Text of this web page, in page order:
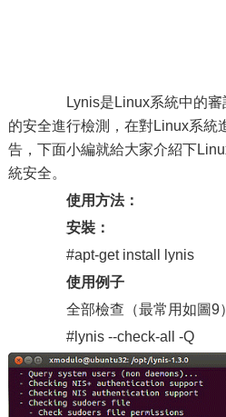
Lynis是Linux系統中的審
的安全進行檢測，在對Linux系統
告，下面小編就給大家介紹下
統安全。
使用方法：
安裝：
#apt-get install lynis
使用例子
全部檢查（最常用如圖9
#lynis --check-all -Q